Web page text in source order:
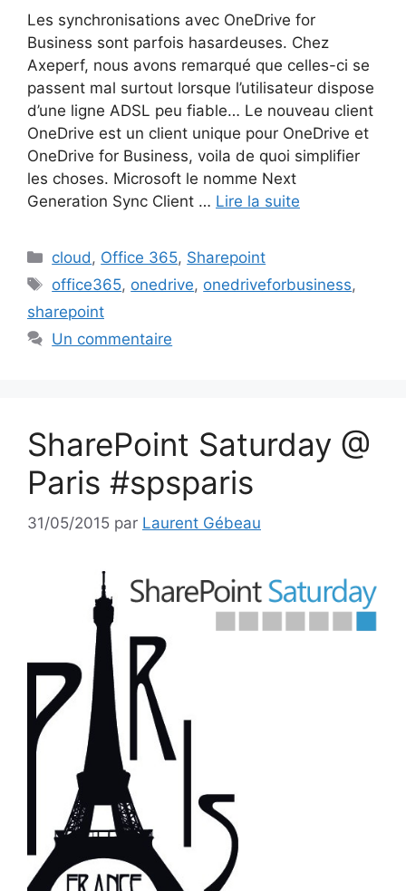
Les synchronisations avec OneDrive for
Business sont parfois hasardeuses. Chez
Axeperf, nous avons remarqué que celles-ci se
passent mal surtout lorsque l’utilisateur dispose
d’une ligne ADSL peu fiable… Le nouveau client
OneDrive est un client unique pour OneDrive et
OneDrive for Business, voila de quoi simplifier
les choses. Microsoft le nomme Next
Generation Sync Client … Lire la suite
Catégories
cloud, Office 365, Sharepoint
Étiquettes
office365, onedrive, onedriveforbusiness,
sharepoint
Un commentaire
SharePoint Saturday @
Paris #spsparis
31/05/2015 par Laurent Gébeau